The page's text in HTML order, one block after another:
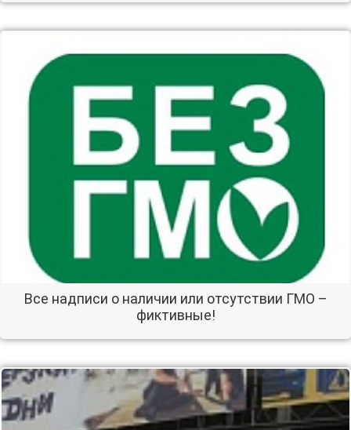
Все надписи о наличии или отсутствии ГМО –
фиктивные!